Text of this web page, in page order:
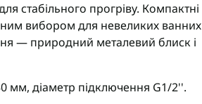
стабільного прогріву. Компактні
вибором для невеликих ванних
— природний металевий блиск і
мм, діаметр підключення G1/2''.